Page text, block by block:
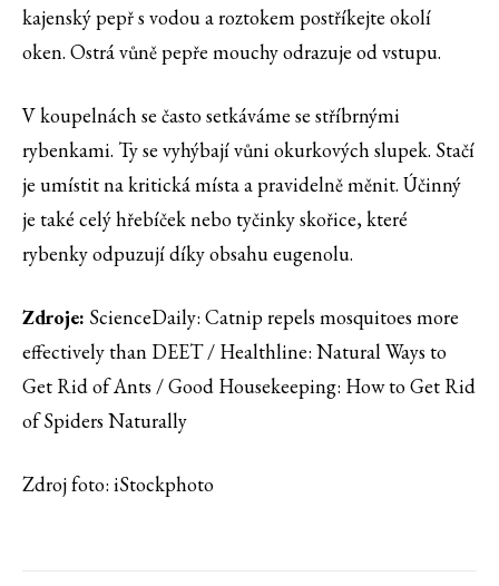
kajenský pepř s vodou a roztokem postříkejte okolí
oken. Ostrá vůně pepře mouchy odrazuje od vstupu.
V koupelnách se často setkáváme se stříbrnými
rybenkami. Ty se vyhýbají vůni okurkových slupek. Stačí
je umístit na kritická místa a pravidelně měnit. Účinný
je také celý hřebíček nebo tyčinky skořice, které
rybenky odpuzují díky obsahu eugenolu.
Zdroje: ScienceDaily: Catnip repels mosquitoes more
effectively than DEET / Healthline: Natural Ways to
Get Rid of Ants / Good Housekeeping: How to Get Rid
of Spiders Naturally
Zdroj foto: iStockphoto